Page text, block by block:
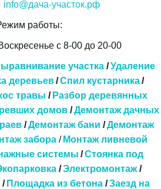
info@дача-участок.рф
работы:
с 8-00 до 20-00
участка / Удаление
деревьев /Спил кустарника /
травы / Разбор деревянных
домов / Демонтаж дачных
/ Демонтаж бани / Демонтаж
забора / Монтаж ливневой
системы / Стоянка под
/ Электромонтаж /
/ Площадка из бетона / Заезд на